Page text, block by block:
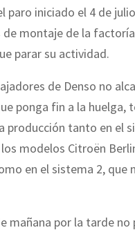
paro iniciado el 4 de
de montaje de la
parar su actividad.
de Denso no
ponga fin a la huelga,
producción tanto en el
modelos Citroën
en el sistema 2, que
mañana por la tarde no